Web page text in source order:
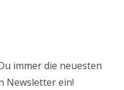
immer die neuesten
Newsletter ein!